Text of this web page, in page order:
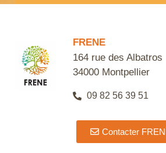
FRENE
164 rue des Albatros
34000 Montpellier
09 82 56 39 51
Contacter